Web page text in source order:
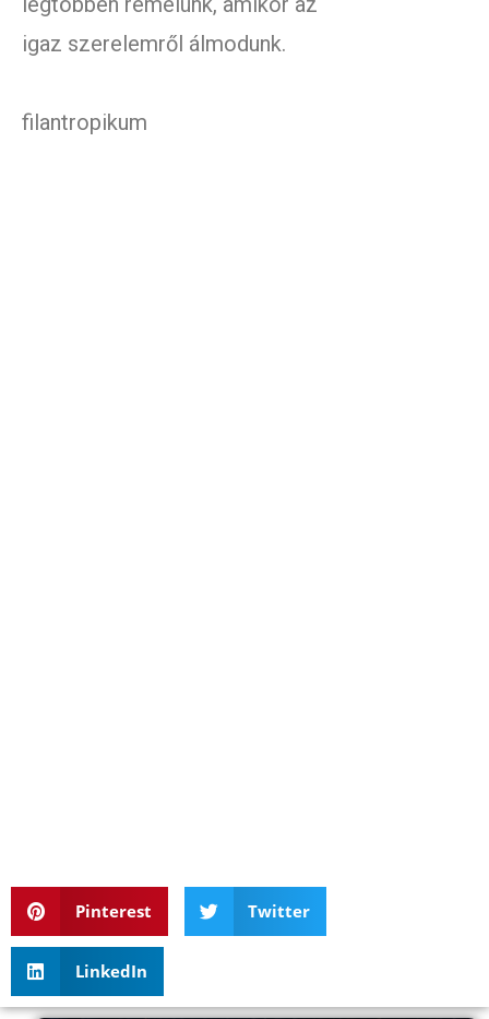
igaz szerelemről álmodunk.
filantropikum
Pinterest Twitter
LinkedIn